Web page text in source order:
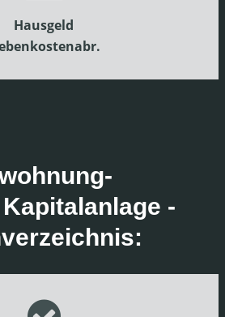
Hausgeld
-